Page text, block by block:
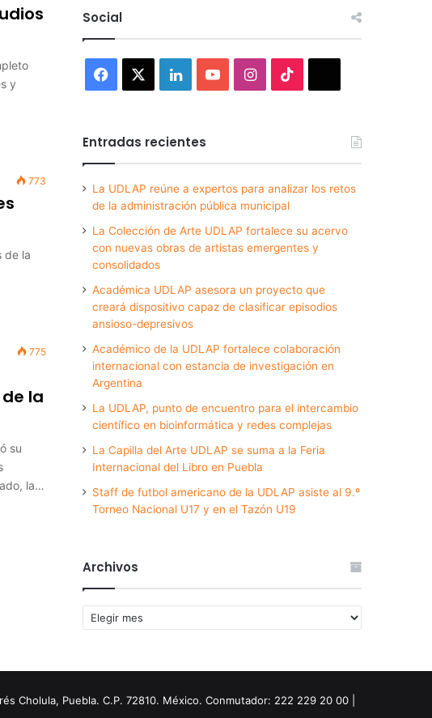
y
773
de la
775
la
su
la…
Social
Facebook LinkedInYouTubeInstagram
Entradas recientes
La UDLAP reúne a expertos para analizar los retos
de la administración pública municipal
La Colección de Arte UDLAP fortalece su acervo
con nuevas obras de artistas emergentes y
consolidados
Académica UDLAP asesora un proyecto que
creará dispositivo capaz de clasificar episodios
ansioso-depresivos
Académico de la UDLAP fortalece colaboración
internacional con estancia de investigación en
Argentina
La UDLAP, punto de encuentro para el intercambio
científico en bioinformática y redes complejas
La Capilla del Arte UDLAP se suma a la Feria
Internacional del Libro en Puebla
Staff de futbol americano de la UDLAP asiste al 9.º
Torneo Nacional U17 y en el Tazón U19
Archivos
Archivos
Cholula, Puebla. C.P. 72810. México. Conmutador: 222 229 20 00 |